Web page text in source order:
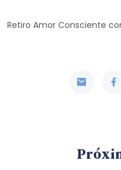
Retiro Amor Consciente